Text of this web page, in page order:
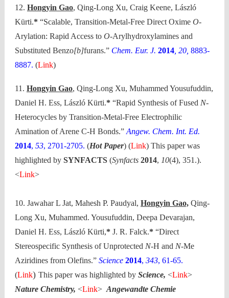
12. Hongyin Gao, Qing-Long Xu, Craig Keene, László
Kürti.* “Scalable, Transition-Metal-Free Direct Oxime O-
Arylation: Rapid Access to O-Arylhydroxylamines and
Substituted Benzo[b]furans.” Chem. Eur. J. 2014, 20, 8883-
8887. (Link)
11. Hongyin Gao, Qing-Long Xu, Muhammed Yousufuddin,
Daniel H. Ess, László Kürti.* “Rapid Synthesis of Fused N-
Heterocycles by Transition-Metal-Free Electrophilic
Amination of Arene C-H Bonds.” Angew. Chem. Int. Ed.
2014, 53, 2701-2705. (Hot Paper) (Link) This paper was
highlighted by SYNFACTS(Synfacts 2014, 10(4), 351.).
<Link>
10. Jawahar L Jat, Mahesh P. Paudyal, Hongyin Gao, Qing-
Long Xu, Muhammed. Yousufuddin, Deepa Devarajan,
Daniel H. Ess, László Kürti,* J. R. Falck.* “Direct
Stereospecific Synthesis of Unprotected N-H and N-Me
Aziridines from Olefins.” Science 2014, 343, 61-65.
(Link) This paper was highlighted by Science, <Link>
Nature Chemistry, <Link> Angewandte Chemie